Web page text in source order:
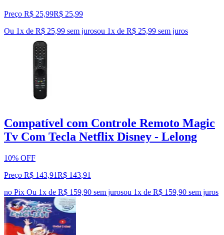
Preço R$ 25,99R$ 25,99
Ou 1x de R$ 25,99 sem jurosou 1x de R$ 25,99 sem juros
Compatível com Controle Remoto Magic
Tv Com Tecla Netflix Disney - Lelong
10% OFF
Preço R$ 143,91R$ 143,91
no Pix Ou 1x de R$ 159,90 sem jurosou 1x de R$ 159,90 sem juros